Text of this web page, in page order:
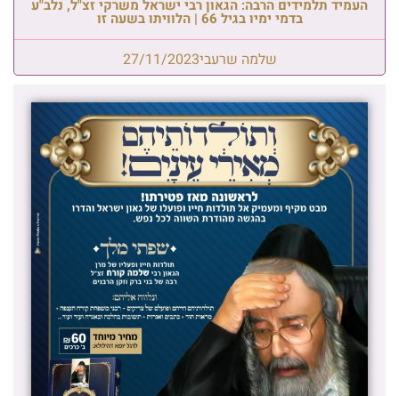
העמיד תלמידים הרבה: הגאון רבי ישראל משרקי זצ"ל, נלב"ע
בדמי ימיו בגיל 66 | הלוויתו בשעה זו
שלמה שרעבי27/11/2023